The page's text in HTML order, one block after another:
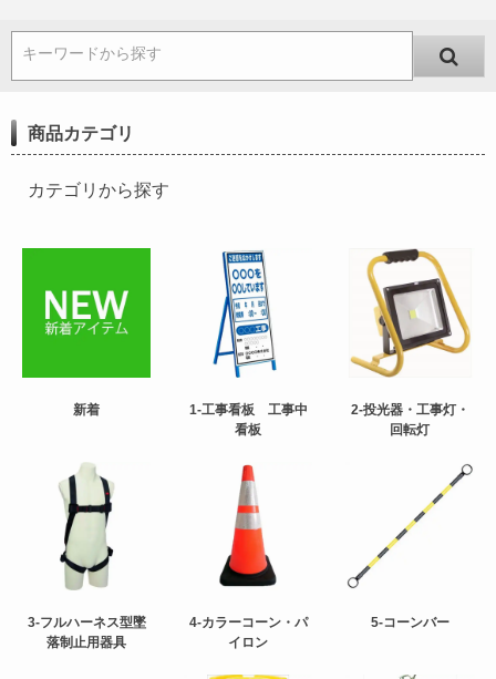
キーワードから探す
商品カテゴリ
カテゴリから探す
新着
1-工事看板 工事中
看板
2-投光器・工事灯・
回転灯
3-フルハーネス型墜
落制止用器具
4-カラーコーン・パ
イロン
5-コーンバー